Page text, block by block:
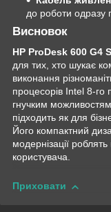
до роботи одразу
Висновок
HP ProDesk 600 G4
для тих, хто шукає
виконання
процесорів Intel 8-го
гнучким
підходить як для
Його компактний
модернізації
користувача.
Приховати